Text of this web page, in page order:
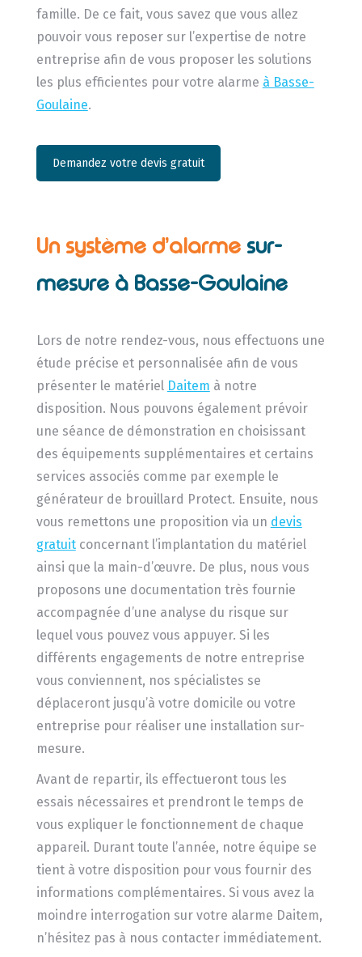
famille. De ce fait, vous savez que vous allez
pouvoir vous reposer sur l’expertise de notre
entreprise afin de vous proposer les solutions
les plus efficientes pour votre alarme à Basse-
Goulaine.
Demandez votre devis gratuit
Un système d’alarme sur-
mesure à Basse-Goulaine
Lors de notre rendez-vous, nous effectuons une
étude précise et personnalisée afin de vous
présenter le matériel Daitem à notre
disposition. Nous pouvons également prévoir
une séance de démonstration en choisissant
des équipements supplémentaires et certains
services associés comme par exemple le
générateur de brouillard Protect. Ensuite, nous
vous remettons une proposition via un devis
gratuitconcernant l’implantation du matériel
ainsi que la main-d’œuvre. De plus, nous vous
proposons une documentation très fournie
accompagnée d’une analyse du risque sur
lequel vous pouvez vous appuyer. Si les
différents engagements de notre entreprise
vous conviennent, nos spécialistes se
déplaceront jusqu’à votre domicile ou votre
entreprise pour réaliser une installation sur-
mesure.
Avant de repartir, ils effectueront tous les
essais nécessaires et prendront le temps de
vous expliquer le fonctionnement de chaque
appareil. Durant toute l’année, notre équipe se
tient à votre disposition pour vous fournir des
informations complémentaires. Si vous avez la
moindre interrogation sur votre alarme Daitem,
n’hésitez pas à nous contacter immédiatement.